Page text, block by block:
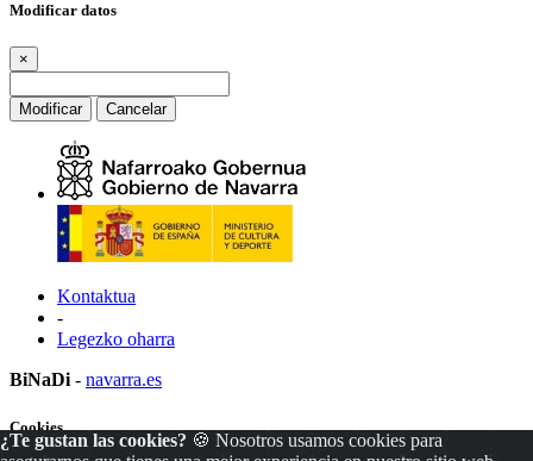
Modificar datos
×
Modificar Cancelar
Kontaktua
-
Legezko oharra
BiNaDi - navarra.es
¿Te gustan las cookies? 🍪 Nosotros usamos cookies para
Cookies